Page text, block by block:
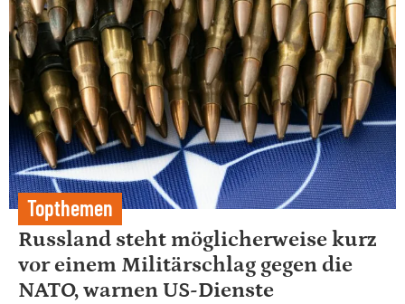
Topthemen
Russland steht möglicherweise kurz
vor einem Militärschlag gegen die
NATO, warnen US-Dienste